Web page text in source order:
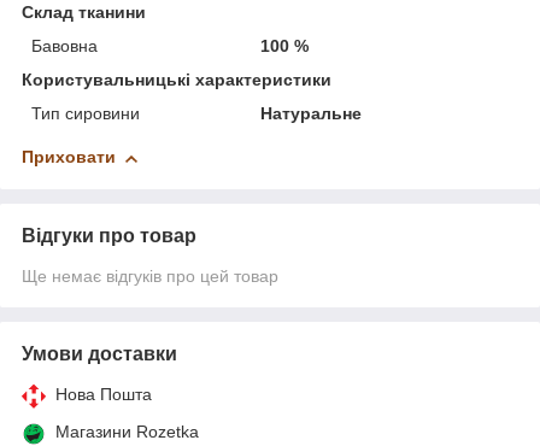
Склад тканини
Бавовна
100 %
Користувальницькі характеристики
Тип сировини
Натуральне
Приховати
Відгуки про товар
Ще немає відгуків про цей товар
Умови доставки
Нова Пошта
Магазини Rozetka